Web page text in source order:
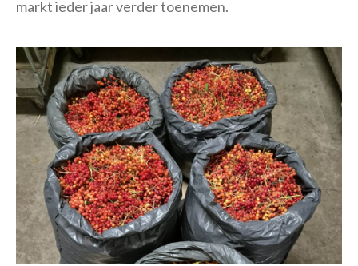
markt ieder jaar verder toenemen.